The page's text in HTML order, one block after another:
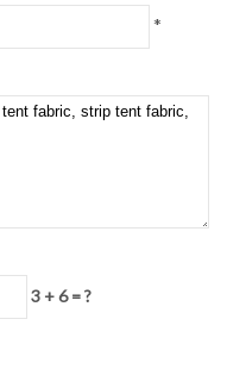
*
3 + 6 = ?